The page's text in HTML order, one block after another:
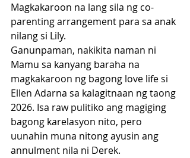
Magkakaroon na lang sila ng co-
parenting arrangement para sa anak
nilang si Lily.
Ganunpaman, nakikita naman ni
Mamu sa kanyang baraha na
magkakaroon ng bagong love life si
Ellen Adarna sa kalagitnaan ng taong
2026. Isa raw pulitiko ang magiging
bagong karelasyon nito, pero
uunahin muna nitong ayusin ang
annulment nila ni Derek.